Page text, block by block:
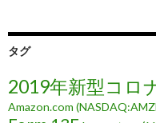
タグ
2019年新型コロ
Amazon.com